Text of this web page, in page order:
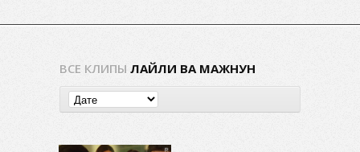
ВСЕ КЛИПЫ ЛАЙЛИ ВА МАЖНУН